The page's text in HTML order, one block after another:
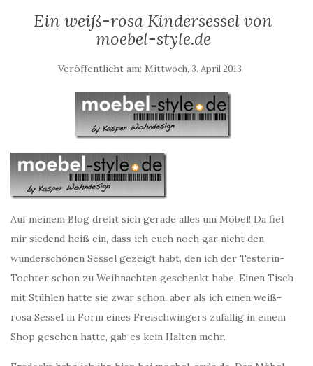
Ein weiß-rosa Kindersessel von
moebel-style.de
Veröffentlicht am: Mittwoch, 3. April 2013
Auf meinem Blog dreht sich gerade alles um Möbel! Da fiel
mir siedend heiß ein, dass ich euch noch gar nicht den
wunderschönen Sessel gezeigt habt, den ich der Testerin-
Tochter schon zu Weihnachten geschenkt habe. Einen Tisch
mit Stühlen hatte sie zwar schon, aber als ich einen weiß-
rosa Sessel in Form eines Freischwingers zufällig in einem
Shop gesehen hatte, gab es kein Halten mehr.